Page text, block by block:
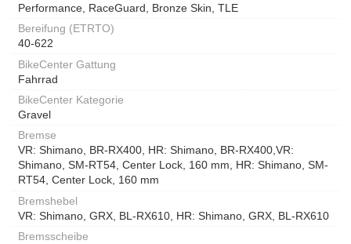
Performance, RaceGuard, Bronze Skin, TLE
Bereifung (ETRTO)
40-622
BikeCenter Gattung
Fahrrad
BikeCenter Kategorie
Gravel
Bremse
VR: Shimano, BR-RX400, HR: Shimano, BR-RX400,VR:
Shimano, SM-RT54, Center Lock, 160 mm, HR: Shimano, SM-
RT54, Center Lock, 160 mm
Bremshebel
VR: Shimano, GRX, BL-RX610, HR: Shimano, GRX, BL-RX610
Bremsscheibe